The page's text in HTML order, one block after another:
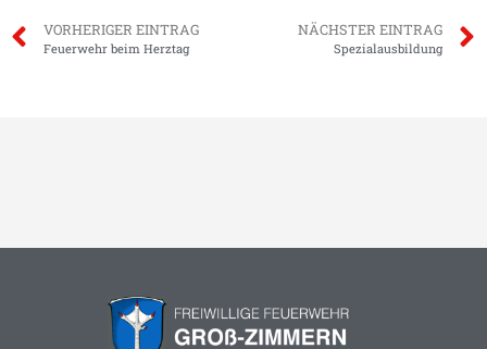
VORHERIGER EINTRAG
Feuerwehr beim Herztag
NÄCHSTER EINTRAG
Spezialausbildung